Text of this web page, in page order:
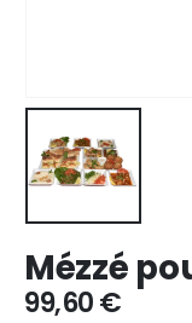
Mézzé
99,60€